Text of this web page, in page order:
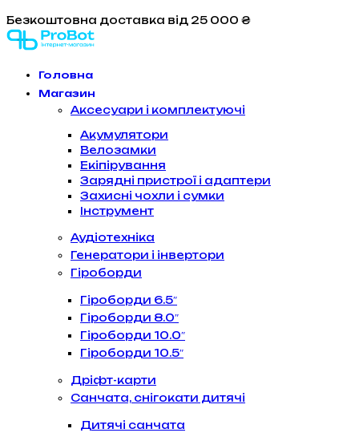
Безкоштовна доставка від 25 000 ₴
Головна
Магазин
Аксесуари і комплектуючі
Акумулятори
Велозамки
Екіпірування
Зарядні пристрої і адаптери
Захисні чохли і сумки
Інструмент
Аудіотехніка
Генератори і інвертори
Гіроборди
Гіроборди 6.5″
Гіроборди 8.0″
Гіроборди 10.0″
Гіроборди 10.5″
Дріфт-карти
Санчата, снігокати дитячі
Дитячі санчата